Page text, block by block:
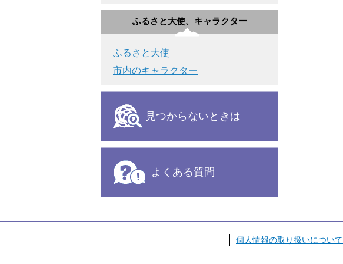
ふるさと大使、キャラクター
ふるさと大使
市内のキャラクター
見つからないときは
よくある質問
個人情報の取り扱いについて